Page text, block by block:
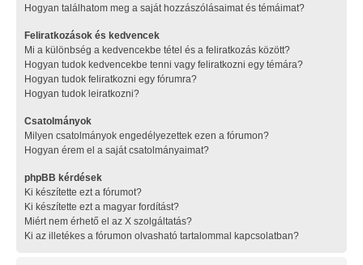
Hogyan találhatom meg a saját hozzászólásaimat és témáimat?
Feliratkozások és kedvencek
Mi a különbség a kedvencekbe tétel és a feliratkozás között?
Hogyan tudok kedvencekbe tenni vagy feliratkozni egy témára?
Hogyan tudok feliratkozni egy fórumra?
Hogyan tudok leiratkozni?
Csatolmányok
Milyen csatolmányok engedélyezettek ezen a fórumon?
Hogyan érem el a saját csatolmányaimat?
phpBB kérdések
Ki készítette ezt a fórumot?
Ki készítette ezt a magyar fordítást?
Miért nem érhető el az X szolgáltatás?
Ki az illetékes a fórumon olvasható tartalommal kapcsolatban?